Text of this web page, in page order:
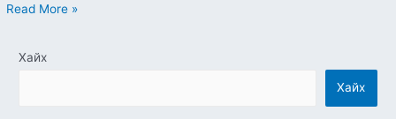
Read More »
Хайх
Хайх